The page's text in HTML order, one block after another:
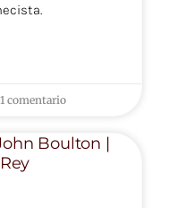
1 comentario